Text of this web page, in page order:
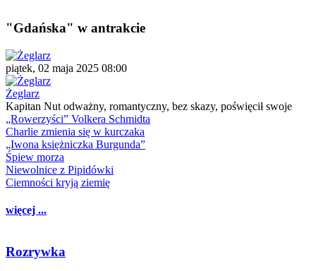
"Gdańska" w antrakcie
piątek, 02 maja 2025 08:00
Żeglarz
Kapitan Nut odważny, romantyczny, bez skazy, poświęcił swoje
„Rowerzyści” Volkera Schmidta
Charlie zmienia się w kurczaka
„Iwona księżniczka Burgunda”
Śpiew morza
Niewolnice z Pipidówki
Ciemności kryją ziemię
więcej ...
Rozrywka